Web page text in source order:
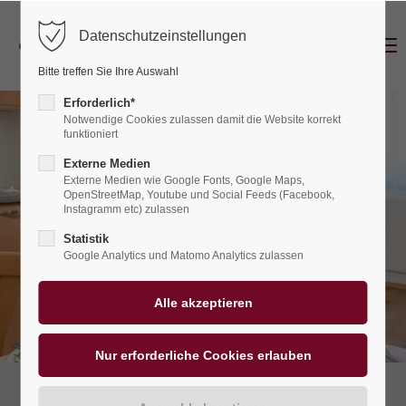
Login
Benutzername
Passwort
Anmelden
Support
Datenschutzeinstellungen
Bitte treffen Sie Ihre Auswahl
Erforderlich*
Notwendige Cookies zulassen damit die Website korrekt
funktioniert
Externe Medien
Externe Medien wie Google Fonts, Google Maps,
OpenStreetMap, Youtube und Social Feeds (Facebook,
Instagramm etc) zulassen
Statistik
Google Analytics und Matomo Analytics zulassen